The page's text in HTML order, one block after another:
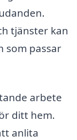
tjänster kan
som passar
arbete
ditt hem.
anlita